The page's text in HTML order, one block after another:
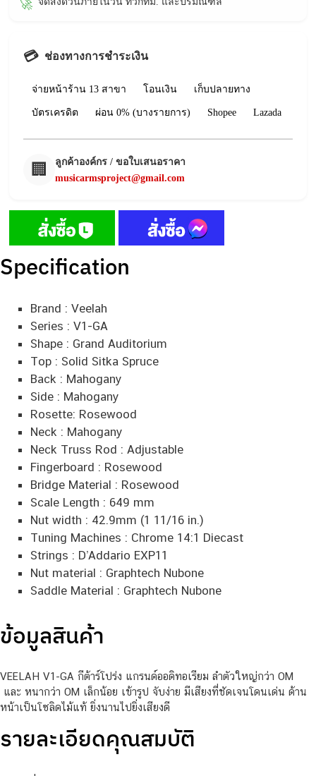
🚀
💳 ช่องทางการชำระเงิน
จ่ายหน้าร้าน 13 สาขา โอนเงิน เก็บปลายทาง
บัตรเครดิต ผ่อน 0% (บางรายการ) Shopee Lazada
🏢
ลูกค้าองค์กร / ขอใบเสนอราคา
musicarmsproject@gmail.com
Specification
Brand : Veelah
Series : V1-GA
Shape : Grand Auditorium
Top : Solid Sitka Spruce
Back : Mahogany
Side : Mahogany
Rosette: Rosewood
Neck : Mahogany
Neck Truss Rod : Adjustable
Fingerboard : Rosewood
Bridge Material : Rosewood
Scale Length : 649 mm
Nut width : 42.9mm (1 11/16 in.)
Tuning Machines : Chrome 14:1 Diecast
Strings : D’Addario EXP11
Nut material : Graphtech Nubone
Saddle Material : Graphtech Nubone
ข้อมูลสินค้า
VEELAH V1-GA กีต้าร์โปร่ง แกรนด์ออดิทอเรียม ลำตัวใหญ่กว่า OM
และ หนากว่า OM เล็กน้อย เข้ารูป จับง่าย มีเสียงที่ชัดเจนโดนเด่น ด้าน
หน้าเป็นโซลิดไม้แท้ ยิ่งนานไปยิ่งเสียงดี
รายละเอียดคุณสมบัติ